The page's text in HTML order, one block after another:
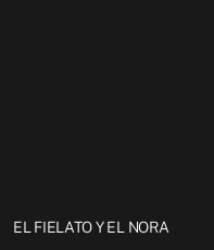
EL FIELATO Y EL NORA